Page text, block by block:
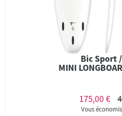
Bic Sport
MINI
175,00 €
Vous